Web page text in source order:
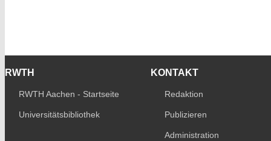
RWTH
RWTH Aachen - Startseite
Universitätsbibliothek
KONTAKT
Redaktion
Publizieren
Administration